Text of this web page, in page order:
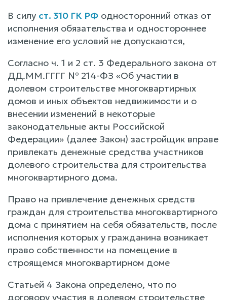
В силу ст. 310 ГК РФ односторонний отказ от
исполнения обязательства и одностороннее
изменение его условий не допускаются,
Согласно ч. 1 и 2 ст. 3 Федерального закона от
ДД.ММ.ГГГГ № 214-ФЗ «Об участии в
долевом строительстве многоквартирных
домов и иных объектов недвижимости и о
внесении изменений в некоторые
законодательные акты Российской
Федерации» (далее Закон) застройщик вправе
привлекать денежные средства участников
долевого строительства для строительства
многоквартирного дома.
Право на привлечение денежных средств
граждан для строительства многоквартирного
дома с принятием на себя обязательств, после
исполнения которых у гражданина возникает
право собственности на помещение в
строящемся многоквартирном доме
Статьей 4 Закона определено, что по
договору участия в долевом строительстве